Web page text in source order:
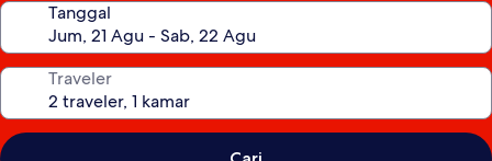
Tanggal
Traveler